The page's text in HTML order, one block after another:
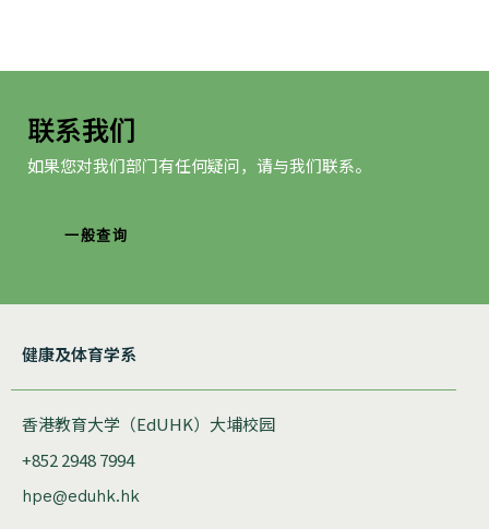
联系我们
如果您对我们部门有任何疑问，请与我们联系。
一般查询
健康及体育学系
香港教育大学（EdUHK）大埔校园
+852 2948 7994
hpe@eduhk.hk